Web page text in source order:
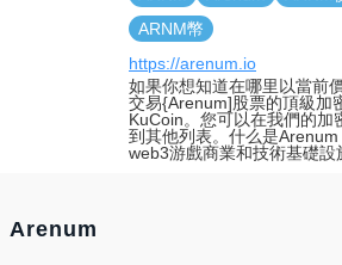
ARNM幣
https://arenum.io
如果你想知道在哪里以當前
交易{Arenum]股票的頂級加
KuCoin。您可以在我們的加
到其他列表。什么是
web3游戲商業和技術基礎設
Arenum